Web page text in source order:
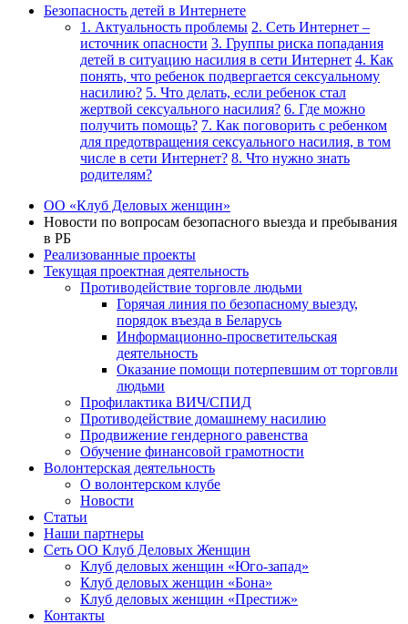
Безопасность детей в Интернете
1. Актуальность проблемы 2. Сеть Интернет –
источник опасности 3. Группы риска попадания
детей в ситуацию насилия в сети Интернет 4. Как
понять, что ребенок подвергается сексуальному
насилию? 5. Что делать, если ребенок стал
жертвой сексуального насилия? 6. Где можно
получить помощь? 7. Как поговорить с ребенком
для предотвращения сексуального насилия, в том
числе в сети Интернет? 8. Что нужно знать
родителям?
ОО «Клуб Деловых женщин»
Новости по вопросам безопасного выезда и пребывания
в РБ
Реализованные проекты
Текущая проектная деятельность
Противодействие торговле людьми
Горячая линия по безопасному выезду,
порядок въезда в Беларусь
Информационно-просветительская
деятельность
Оказание помощи потерпевшим от торговли
людьми
Профилактика ВИЧ/СПИД
Противодействие домашнему насилию
Продвижение гендерного равенства
Обучение финансовой грамотности
Волонтерская деятельность
О волонтерском клубе
Новости
Статьи
Наши партнеры
Сеть ОО Клуб Деловых Женщин
Клуб деловых женщин «Юго-запад»
Клуб деловых женщин «Бона»
Клуб деловых женщин «Престиж»
Контакты